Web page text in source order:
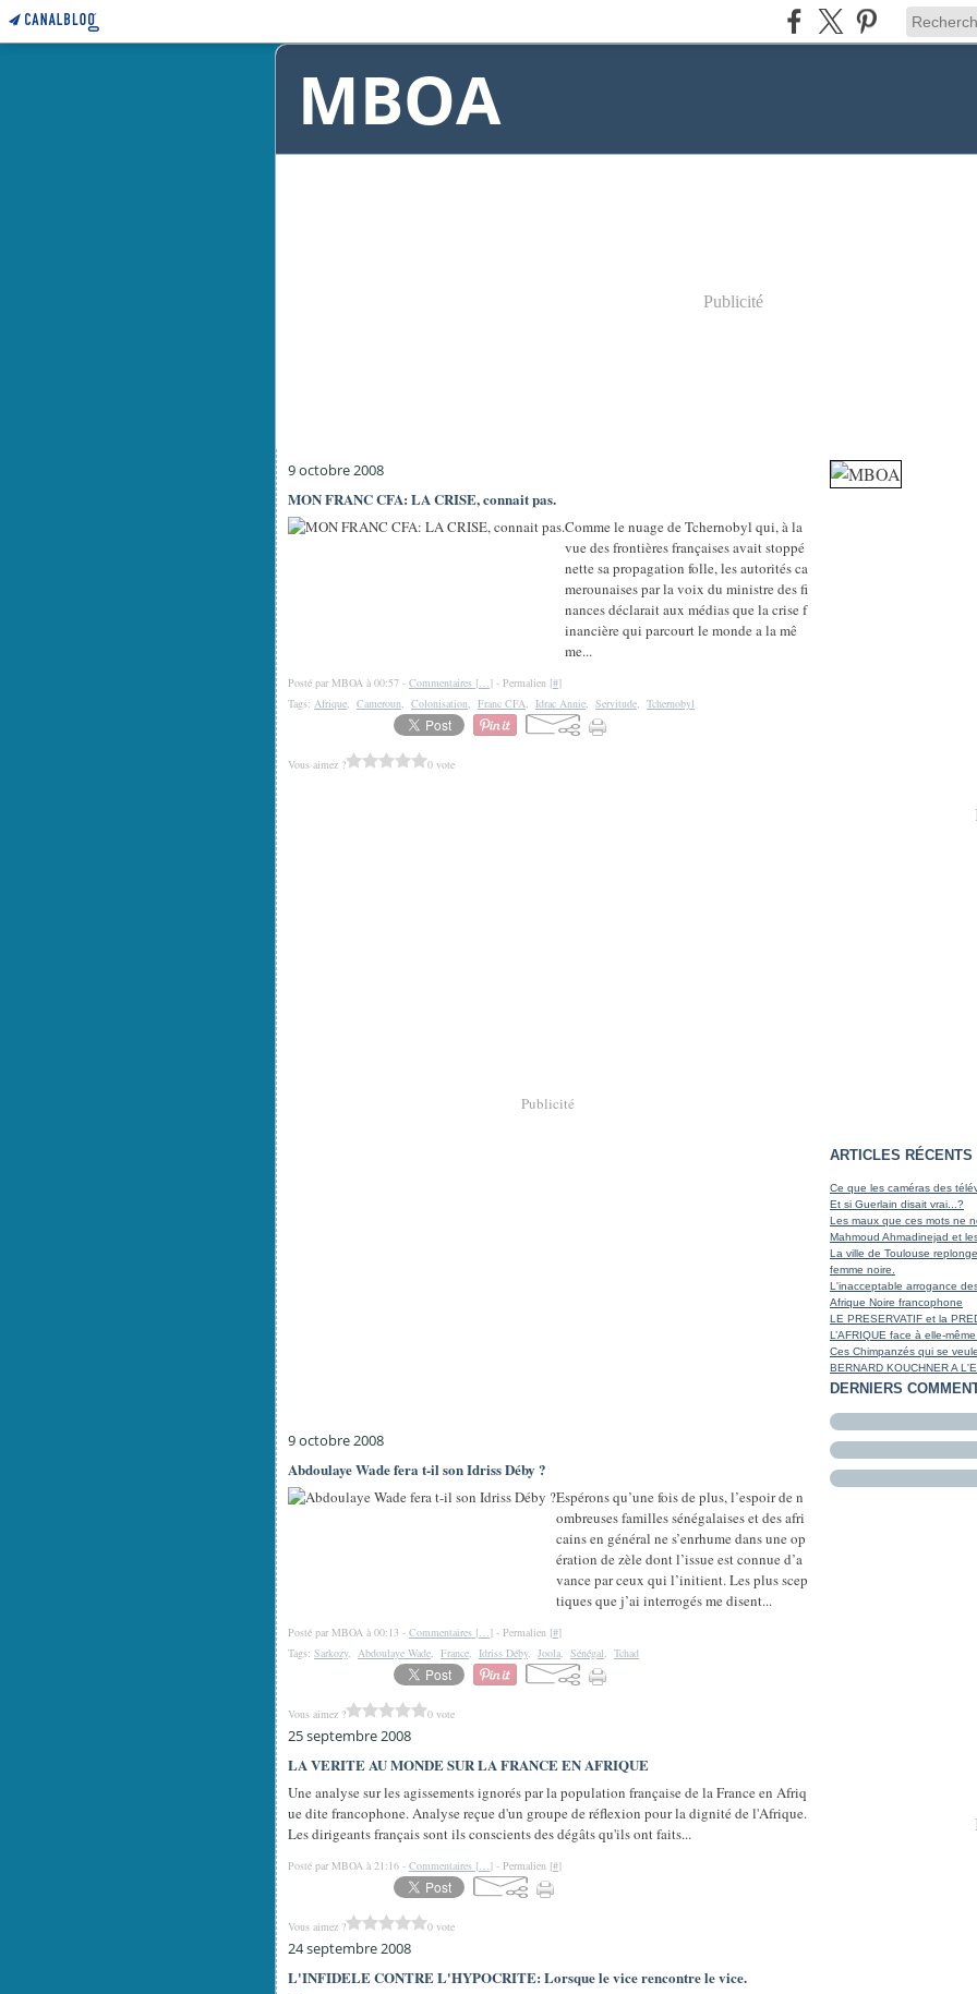
MBOA
Publicité
9 octobre 2008
MON FRANC CFA: LA CRISE, connait pas.
Comme le nuage de Tchernobyl qui, à la
vue des frontières françaises avait stoppé
nette sa propagation folle, les autorités ca
merounaises par la voix du ministre des fi
nances déclarait aux médias que la crise f
inancière qui parcourt le monde a la mê
me...
Posté par MBOA à 00:57 - Commentaires […] - Permalien [#]
Tags: Afrique, Cameroun, Colonisation, Franc CFA, Idrac Annie, Servitude, Tchernobyl
Vous aimez ? 0 vote
Publicité
9 octobre 2008
Abdoulaye Wade fera t-il son Idriss Déby ?
Espérons qu’une fois de plus, l’espoir de n
ombreuses familles sénégalaises et des afri
cains en général ne s’enrhume dans une op
ération de zèle dont l’issue est connue d’a
vance par ceux qui l’initient. Les plus scep
tiques que j’ai interrogés me disent...
Posté par MBOA à 00:13 - Commentaires […] - Permalien [#]
Tags: Sarkozy, Abdoulaye Wade, France, Idriss Déby, Joola, Sénégal, Tchad
Vous aimez ? 0 vote
25 septembre 2008
LA VERITE AU MONDE SUR LA FRANCE EN AFRIQUE
Une analyse sur les agissements ignorés par la population française de la France en Afriq
ue dite francophone. Analyse reçue d'un groupe de réflexion pour la dignité de l'Afrique.
Les dirigeants français sont ils conscients des dégâts qu'ils ont faits...
Posté par MBOA à 21:16 - Commentaires […] - Permalien [#]
Vous aimez ? 0 vote
24 septembre 2008
L'INFIDELE CONTRE L'HYPOCRITE: Lorsque le vice rencontre le vice.
ARTICLES RÉCENTS
Ce que les caméras des
Et si Guerlain disait vrai...?
Les maux que ces mots ne
Mahmoud Ahmadinejad et
La ville de Toulouse
femme noire.
L'inacceptable arrogance
Afrique Noire francophone
LE PRESERVATIF et la
L’AFRIQUE face à elle-même
Ces Chimpanzés qui se
BERNARD KOUCHNER A
DERNIERS